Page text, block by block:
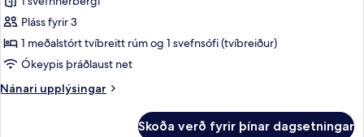
-
Herbergi
með
tvíbreiðu
-
Pláss fyrir 3
1 meðalstórt tvíbreitt rúm og 1 svefnsófi (tvíbreiður)
Ókeypis þráðlaust net
Nánari upplýsingar
Nánari
Skoða verð fyrir þínar dagsetningar